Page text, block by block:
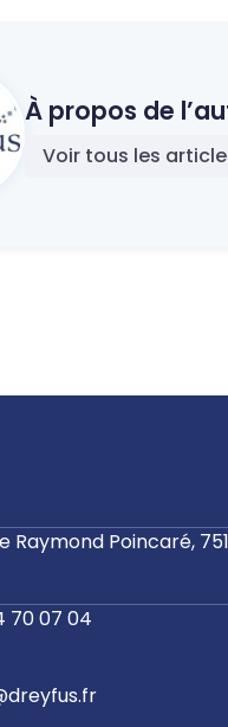
À propos de
Voir tous les
Raymond Poincaré,
70 07 04